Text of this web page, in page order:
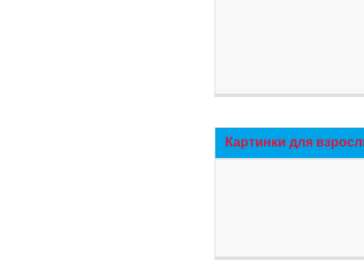
Картинки для